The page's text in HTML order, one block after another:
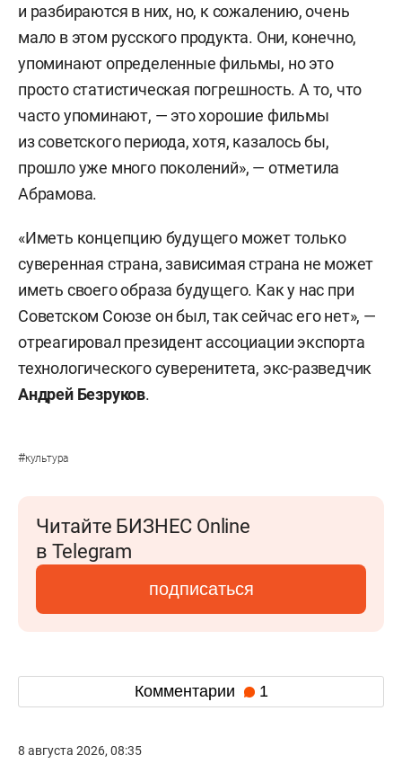
и разбираются в них, но, к сожалению, очень
мало в этом русского продукта. Они, конечно,
упоминают определенные фильмы, но это
просто статистическая погрешность. А то, что
часто упоминают, — это хорошие фильмы
из советского периода, хотя, казалось бы,
прошло уже много поколений», — отметила
Абрамова.
«Иметь концепцию будущего может только
суверенная страна, зависимая страна не может
иметь своего образа будущего. Как у нас при
Советском Союзе он был, так сейчас его нет», —
отреагировал президент ассоциации экспорта
технологического суверенитета, экс-разведчик
Андрей Безруков.
#культура
Читайте БИЗНЕС Online
в Telegram
подписаться
Комментарии 1
8 августа 2026, 08:35